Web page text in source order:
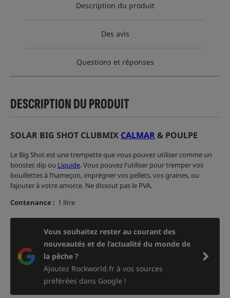
Description du produit
Des avis
Questions et réponses
DESCRIPTION DU PRODUIT
SOLAR BIG SHOT CLUBMIX CALMAR& POULPE
Le Big Shot est une trempette que vous pouvez utiliser comme un
booster, dip ou Liquide. Vous pouvez l'utiliser pour tremper vos
bouillettes à l’hameçon, imprégner vos pellets, vos graines, ou
l’ajouter à votre amorce. Ne dissout pas le PVA.
Contenance : 1 litre
Vous souhaitez rester au courant des
nouveautés et de l’actualité du monde de
la pêche ?
Ajoutez Rockworld.fr à vos sources
préférées dans Google !